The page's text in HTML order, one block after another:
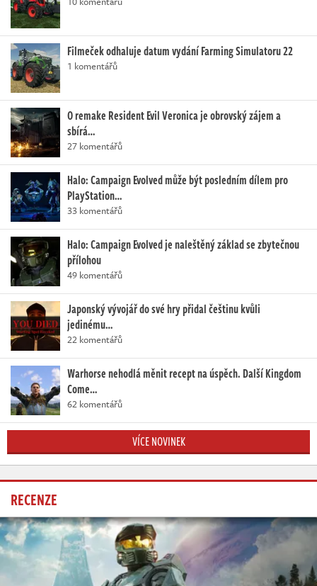
Filmeček odhaluje datum vydání Farming Simulatoru 22
1 komentářů
O remake Resident Evil Veronica je obrovský zájem a
sbírá…
27 komentářů
Halo: Campaign Evolved může být posledním dílem pro
PlayStation…
33 komentářů
Halo: Campaign Evolved je naleštěný základ se zbytečnou
přílohou
49 komentářů
Japonský vývojář do své hry přidal češtinu kvůli
jedinému…
22 komentářů
Warhorse nehodlá měnit recept na úspěch. Další Kingdom
Come…
62 komentářů
VÍCE NOVINEK
RECENZE